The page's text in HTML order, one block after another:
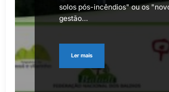
solos pós-incêndios" ou os
gestão…
Ler mais